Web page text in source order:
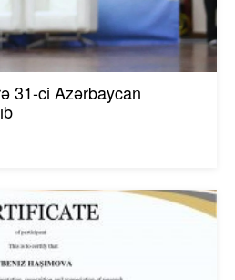
31-ci Azərbaycan